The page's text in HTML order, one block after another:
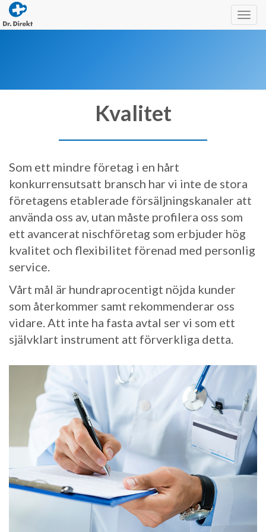
Kvalitet
Som ett mindre företag i en hårt
konkurrensutsatt bransch har vi inte de stora
företagens etablerade försäljningskanaler att
använda oss av, utan måste profilera oss som
ett avancerat nischföretag som erbjuder hög
kvalitet och flexibilitet förenad med personlig
service.
Vårt mål är hundraprocentigt nöjda kunder
som återkommer samt rekommenderar oss
vidare. Att inte ha fasta avtal ser vi som ett
självklart instrument att förverkliga detta.